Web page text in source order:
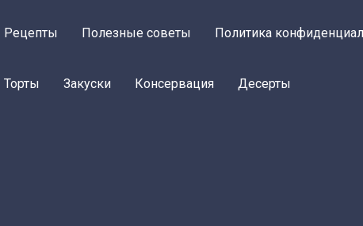
Рецепты Полезные советы Политика
Торты Закуски Консервация Десерты